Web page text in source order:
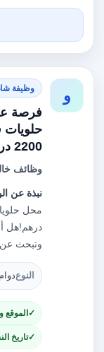
و وظيفة
فرصة
حلويات
2200 درهم!
وظائف
نبذة عن
درهم!هل
وتبحث
النوع
الموقع
تاريخ